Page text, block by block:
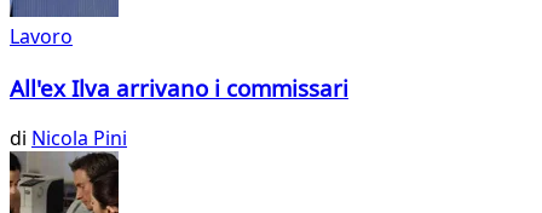
Lavoro
All'ex Ilva arrivano i commissari
di Nicola Pini